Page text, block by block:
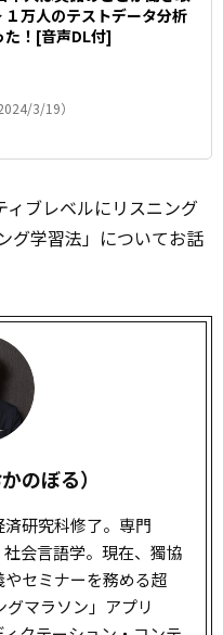
１万人のテストデータ分析
た！[音声DL付]
3/19）
ブレベルにリスニング
グ学習法」についてお話
のぼる）
研究科修了。専門
会言語学。現在、獨協
セミナーを務める超
グマラソン」アプリ